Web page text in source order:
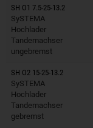
SH O1 7.5-25-13.2
SySTEMA
Hochlader
Tandemachser
ungebremst
Anhänger auf
SH O2 15-25-13.2
SySTEMA
Hochlader
Tandemachser
gebremst
Anhänger auf